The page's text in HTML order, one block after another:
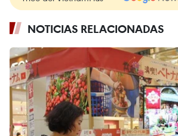
NOTICIAS RELACIONADAS